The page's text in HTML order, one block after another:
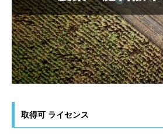
取得可 ライセンス